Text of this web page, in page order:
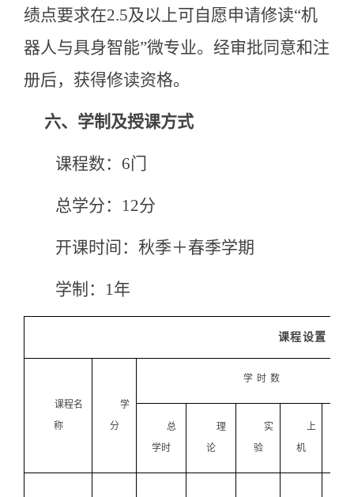
绩点要求在2.5及以上可自愿申请修读“机
器人与具身智能”微专业。经审批同意和注
册后，获得修读资格。
六、 学制及授课方式
课程数：6门
总学分：12分
开课时间：秋季＋春季学期
学制：1年
课程设置
课程名
称
学
分
学时数
总
学时
理
论
实
验
上
机